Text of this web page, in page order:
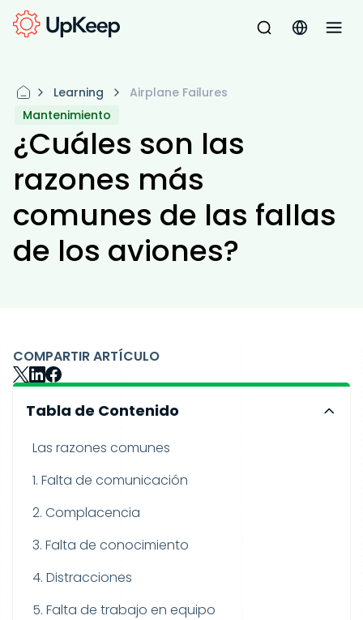
Learning
Airplane Failures
Mantenimiento
¿Cuáles son las
razones más
comunes de las fallas
de los aviones?
COMPARTIR ARTÍCULO
Tabla de Contenido
Las razones comunes
1. Falta de comunicación
2. Complacencia
3. Falta de conocimiento
4. Distracciones
5. Falta de trabajo en equipo